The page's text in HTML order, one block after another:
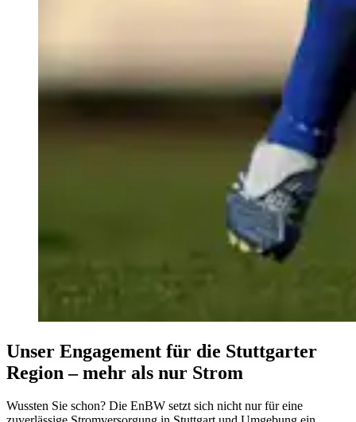
Unser Engagement für die Stuttgarter
Region – mehr als nur Strom
Wussten Sie schon? Die EnBW setzt sich nicht nur für eine